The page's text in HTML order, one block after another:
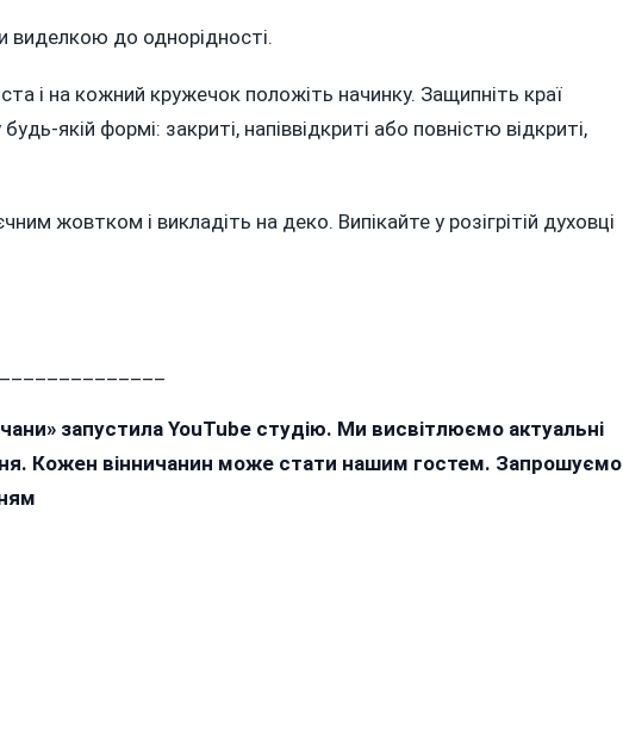
виделкою до однорідності.
і на кожний кружечок положіть начинку. Защипніть краї
якій формі: закриті, напіввідкриті або повністю відкриті,
жовтком і викладіть на деко. Випікайте у розігрітій духовці
запустила YouTube студію. Ми висвітлюємо актуальні
Кожен вінничанин може стати нашим гостем. Запрошуємо